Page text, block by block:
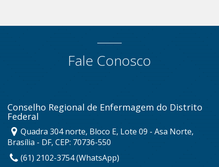
Fale Conosco
Conselho Regional de Enfermagem do Distrito
Federal
Quadra 304 norte, Bloco E, Lote 09 - Asa Norte,
Brasília - DF, CEP: 70736-550
(61) 2102-3754 (WhatsApp)